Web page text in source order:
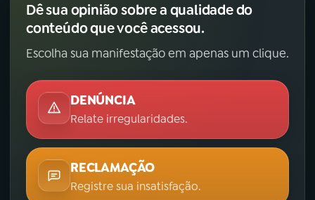
Dê sua opinião sobre a qualidade do
conteúdo que você acessou.
Escolha sua manifestação em apenas um clique.
DENÚNCIA
Relate irregularidades.
RECLAMAÇÃO
Registre sua insatisfação.